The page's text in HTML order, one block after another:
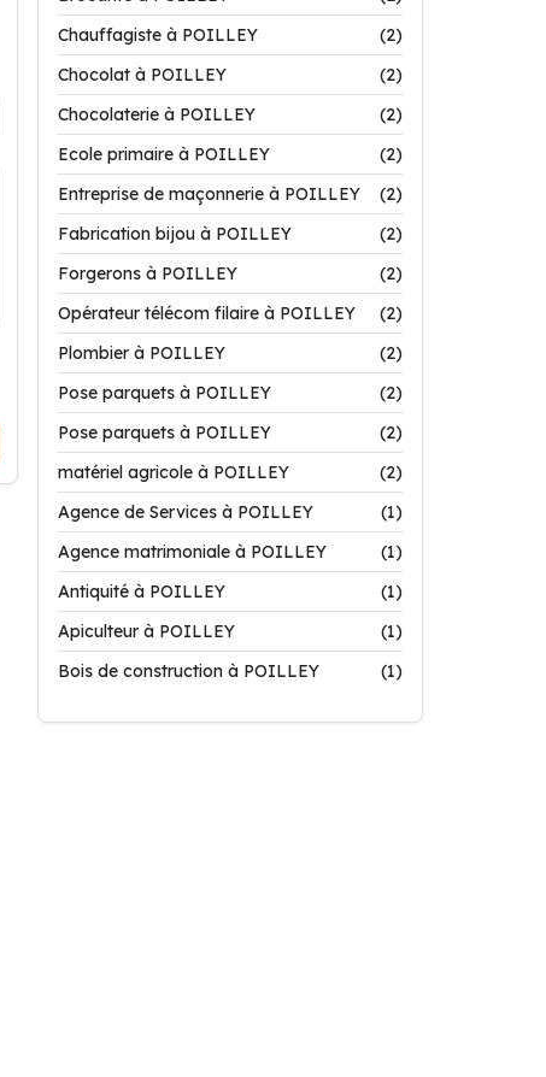
Chauffagiste à POILLEY
(2)
Chocolat à POILLEY
(2)
Chocolaterie à POILLEY
(2)
Ecole primaire à POILLEY
(2)
Entreprise de maçonnerie à POILLEY
(2)
Fabrication bijou à POILLEY
(2)
Forgerons à POILLEY
(2)
Opérateur télécom filaire à POILLEY
(2)
Plombier à POILLEY
(2)
Pose parquets à POILLEY
(2)
Pose parquets à POILLEY
(2)
matériel agricole à POILLEY
(2)
Agence de Services à POILLEY
(1)
Agence matrimoniale à POILLEY
(1)
Antiquité à POILLEY
(1)
Apiculteur à POILLEY
(1)
Bois de construction à POILLEY
(1)